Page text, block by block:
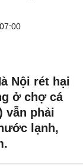
Nội rét hại
ở chợ cá
vẫn phải
lạnh,